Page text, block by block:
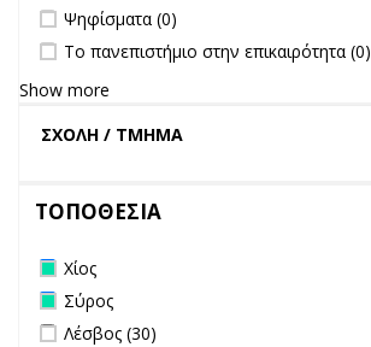
undefined
Ψηφίσματα (0)
undefined
Το πανεπιστήμιο στην επικαιρότητα (0)
Show more
ΤΟΠΟΘΕΣΙΑ
Remove Χίος filter
Χίος
Remove Σύρος filter
Σύρος
Apply Λέσβος filter
Λέσβος (30)